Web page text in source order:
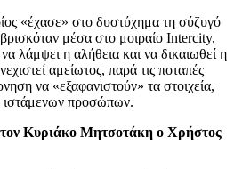
«έχασε» στο δυστύχημα τη σύζυγό
μέσα στο μοιραίο Intercity,
λάμψει η αλήθεια και να δικαιωθεί η
αμείωτος, παρά τις ποταπές
να «εξαφανιστούν» τα στοιχεία,
ιστάμενων προσώπων.
τον Κυριάκο Μητσοτάκη ο Χρήστος